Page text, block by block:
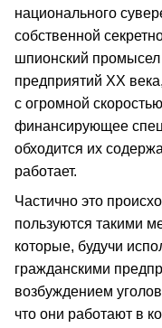
национального
собственной
шпионский
предприятий ХХ
с огромной
финансирующее
обходится их
работает.
Частично это
пользуются такими
которые, будучи
гражданскими
возбуждением
что они работают в